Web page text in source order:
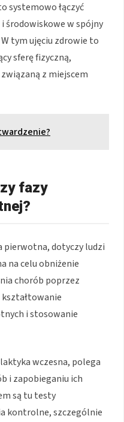
systemowo łączyć
i środowiskowe w spójny
tym ujęciu zdrowie to
sferę fizyczną,
z miejscem
fazy
pierwotna, dotyczy ludzi
na celu obniżenie
chorób poprzez
i stosowanie
wczesna, polega
i zapobieganiu ich
są tu testy
kontrolne, szczególnie